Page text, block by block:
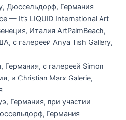
Дюссельдорф, Германия
— It’s LIQUID International Art
Италия ArtPalmBeach,
с галереей Anya Tish Gallery,
Германия, с галереей Simon
и Christian Marx Galerie,
Германия, при участии
Германия